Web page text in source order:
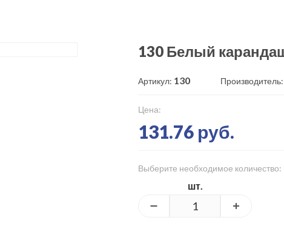
130 Белый
Артикул: 130 Производитель:
Цена:
131.76 руб.
Выберите необходимое количество:
шт.